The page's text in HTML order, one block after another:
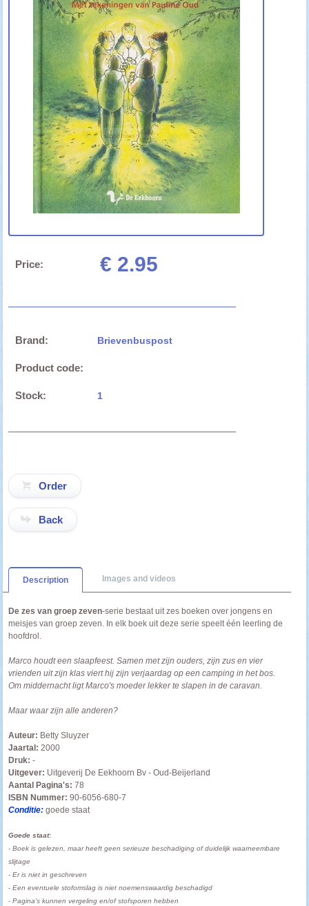
Price: € 2.95
Brand: Brievenbuspost
Product code:
Stock: 1
Back
Description Images and videos
De zes van groep zeven-serie bestaat uit zes boeken over jongens en
meisjes van groep zeven. In elk boek uit deze serie speelt één leerling de
hoofdrol.
Marco houdt een slaapfeest. Samen met zijn ouders, zijn zus en vier
vrienden uit zijn klas viert hij zijn verjaardag op een camping in het bos.
Om middernacht ligt Marco's moeder lekker te slapen in de caravan.
Maar waar zijn alle anderen?
Auteur: Betty Sluyzer
Jaartal: 2000
Druk: -
Uitgever: Uitgeverij De Eekhoorn Bv - Oud-Beijerland
Aantal Pagina's: 78
ISBN Nummer:90-6056-680-7
Conditie: goede staat
Goede staat:
- Boek is gelezen, maar heeft geen serieuze beschadiging of duidelijk waarneembare
slijtage
- Er is niet in geschreven
- Een eventuele stofomslag is niet noemenswaardig beschadigd
- Pagina's kunnen vergeling en/of stofsporen hebben